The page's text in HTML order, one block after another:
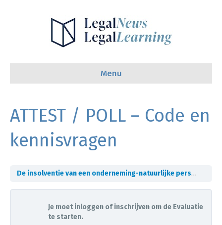
Menu
ATTEST / POLL – Code en
kennisvragen
De insolventie van een onderneming-natuurlijke persoon
Je moet inloggen of inschrijven om de Evaluatie
te starten.